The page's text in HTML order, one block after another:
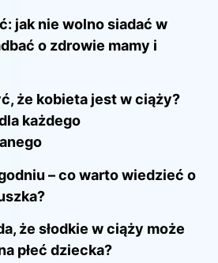
jak nie wolno siadać w
o zdrowie mamy i
że kobieta jest w ciąży?
każdego
– co warto wiedzieć o
że słodkie w ciąży może
płeć dziecka?